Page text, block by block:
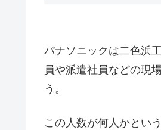
パナソニックは二色浜
員や派遣社員などの現
う。
この人数が何人かとい